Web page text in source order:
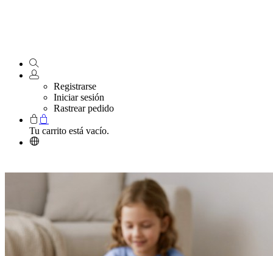
Registrarse
Iniciar sesión
Rastrear pedido
Tu carrito está vacío.